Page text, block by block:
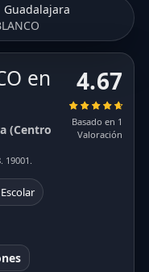
Guadalajara
en
(Centro
19001.
4.67
Basado en 1
Valoración